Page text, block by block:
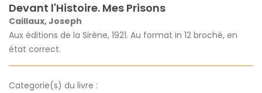
Devant l'Histoire. Mes Prisons
Caillaux, Joseph
Aux éditions de la Sirène, 1921. Au format in 12 broché, en
état correct.
Categorie(s) du livre :